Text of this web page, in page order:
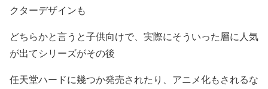
クターデザインも
どちらかと言うと子供向けで、実際にそういった層に人気
が出てシリーズがその後
任天堂ハードに幾つか発売されたり、アニメ化もされるな